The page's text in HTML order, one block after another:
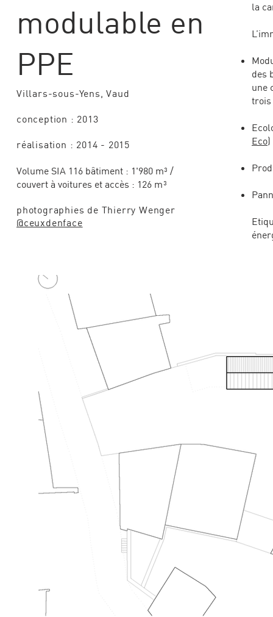
modulable en
PPE
Villars-sous-Yens, Vaud
conception : 2013
réalisation : 2014 - 2015
Volume SIA 116 bâtiment : 1'980 m³ /
couvert à voitures et accès : 126 m³
photographies de Thierry Wenger
@ceuxdenface
la
des
une
trois
Eco)